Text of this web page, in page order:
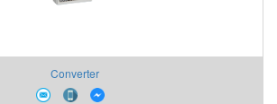
Converter